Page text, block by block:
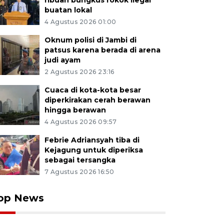
buatan lokal
4 Agustus 2026 01:00
Oknum polisi di Jambi di
patsus karena berada di arena
judi ayam
2 Agustus 2026 23:16
Cuaca di kota-kota besar
diperkirakan cerah berawan
hingga berawan
4 Agustus 2026 09:57
Febrie Adriansyah tiba di
Kejagung untuk diperiksa
sebagai tersangka
7 Agustus 2026 16:50
News